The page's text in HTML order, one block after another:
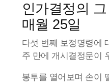
인가결정의
매월 25일
다섯 번째 보정명령에
주 만에 개시결정문이
봉투를 열어보며 손이